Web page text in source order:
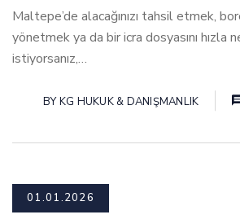
Maltepe’de alacağınızı tahsil etmek,
yönetmek ya da bir icra dosyasını hızla
istiyorsanız,…
BYKG HUKUK & DANIŞMANLIK
01.01.2026